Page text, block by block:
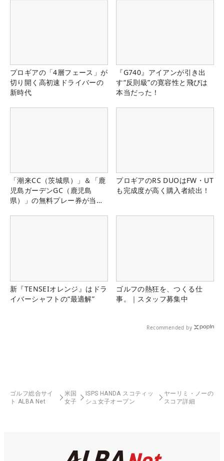
プロギアの「4層フェース」が
切り開く高初速ドライバーの
新時代
『G740』アイアンが引き出
す“反則級”の寛容性と飛びは
本当だった！
「潮来CC（茨城県）」＆「鹿
児島ガーデンGC（鹿児島
県）」の無料プレー券が当た
プロギアのRS DUOはFW・UT
も完成度が高く購入者続出！
新『TENSEIオレンジ』はドラ
イバーシャフトの“最適解”
ゴルフの熱狂を、つくる仕
事。｜スタッフ募集中
Recommended by
ゴルフ総合サイ
ト ALBA Net
米国
女子
ISPS HANDA スコティッ
シュ女子オープン
ヤーリミ・ノーの
スコア詳細